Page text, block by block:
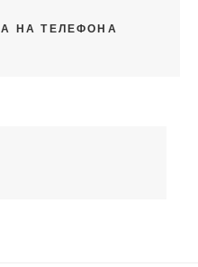
НА ТЕЛЕФОНА